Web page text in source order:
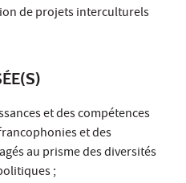
de projets interculturels
et des compétences
et des
au prisme des diversités
;